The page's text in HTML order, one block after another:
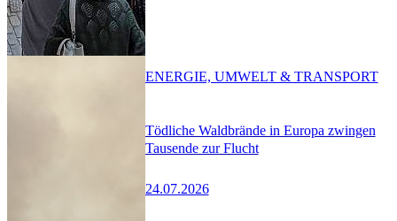
Tödliche Waldbrände in Europa zwingen
Tausende zur Flucht
24.07.2026
ENERGIE, UMWELT & TRANSPORT